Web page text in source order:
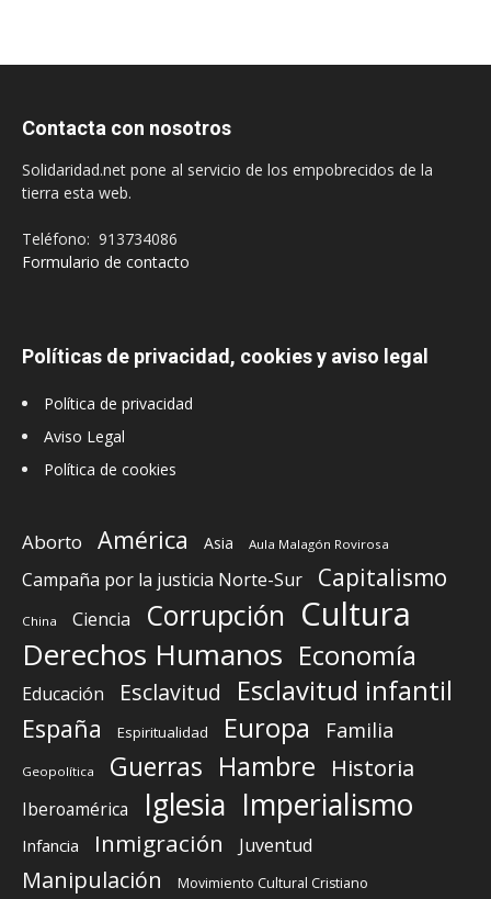
Contacta con nosotros
Solidaridad.net pone al servicio de los empobrecidos de la
tierra esta web.
Teléfono: 913734086
Formulario de contacto
Políticas de privacidad, cookies y aviso legal
Política de privacidad
Aviso Legal
Política de cookies
Aborto América Asia Aula Malagón Rovirosa
Campaña por la justicia Norte-Sur Capitalismo
China Ciencia Corrupción Cultura
Derechos Humanos Economía
Educación Esclavitud Esclavitud infantil
España Espiritualidad Europa Familia
Geopolítica Guerras Hambre Historia
Iberoamérica Iglesia Imperialismo
Infancia Inmigración Juventud
Manipulación Movimiento Cultural Cristiano